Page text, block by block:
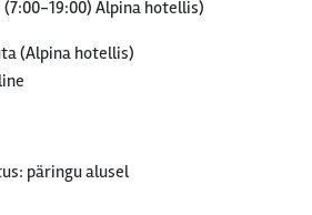
19:00) Alpina hotellis)
(Alpina hotellis)
päringu alusel